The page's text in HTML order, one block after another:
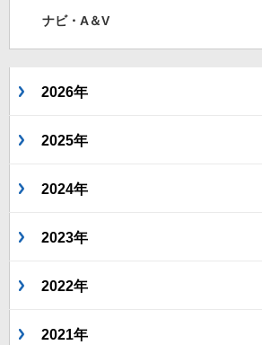
ナビ・A＆V
2026年
2025年
2024年
2023年
2022年
2021年